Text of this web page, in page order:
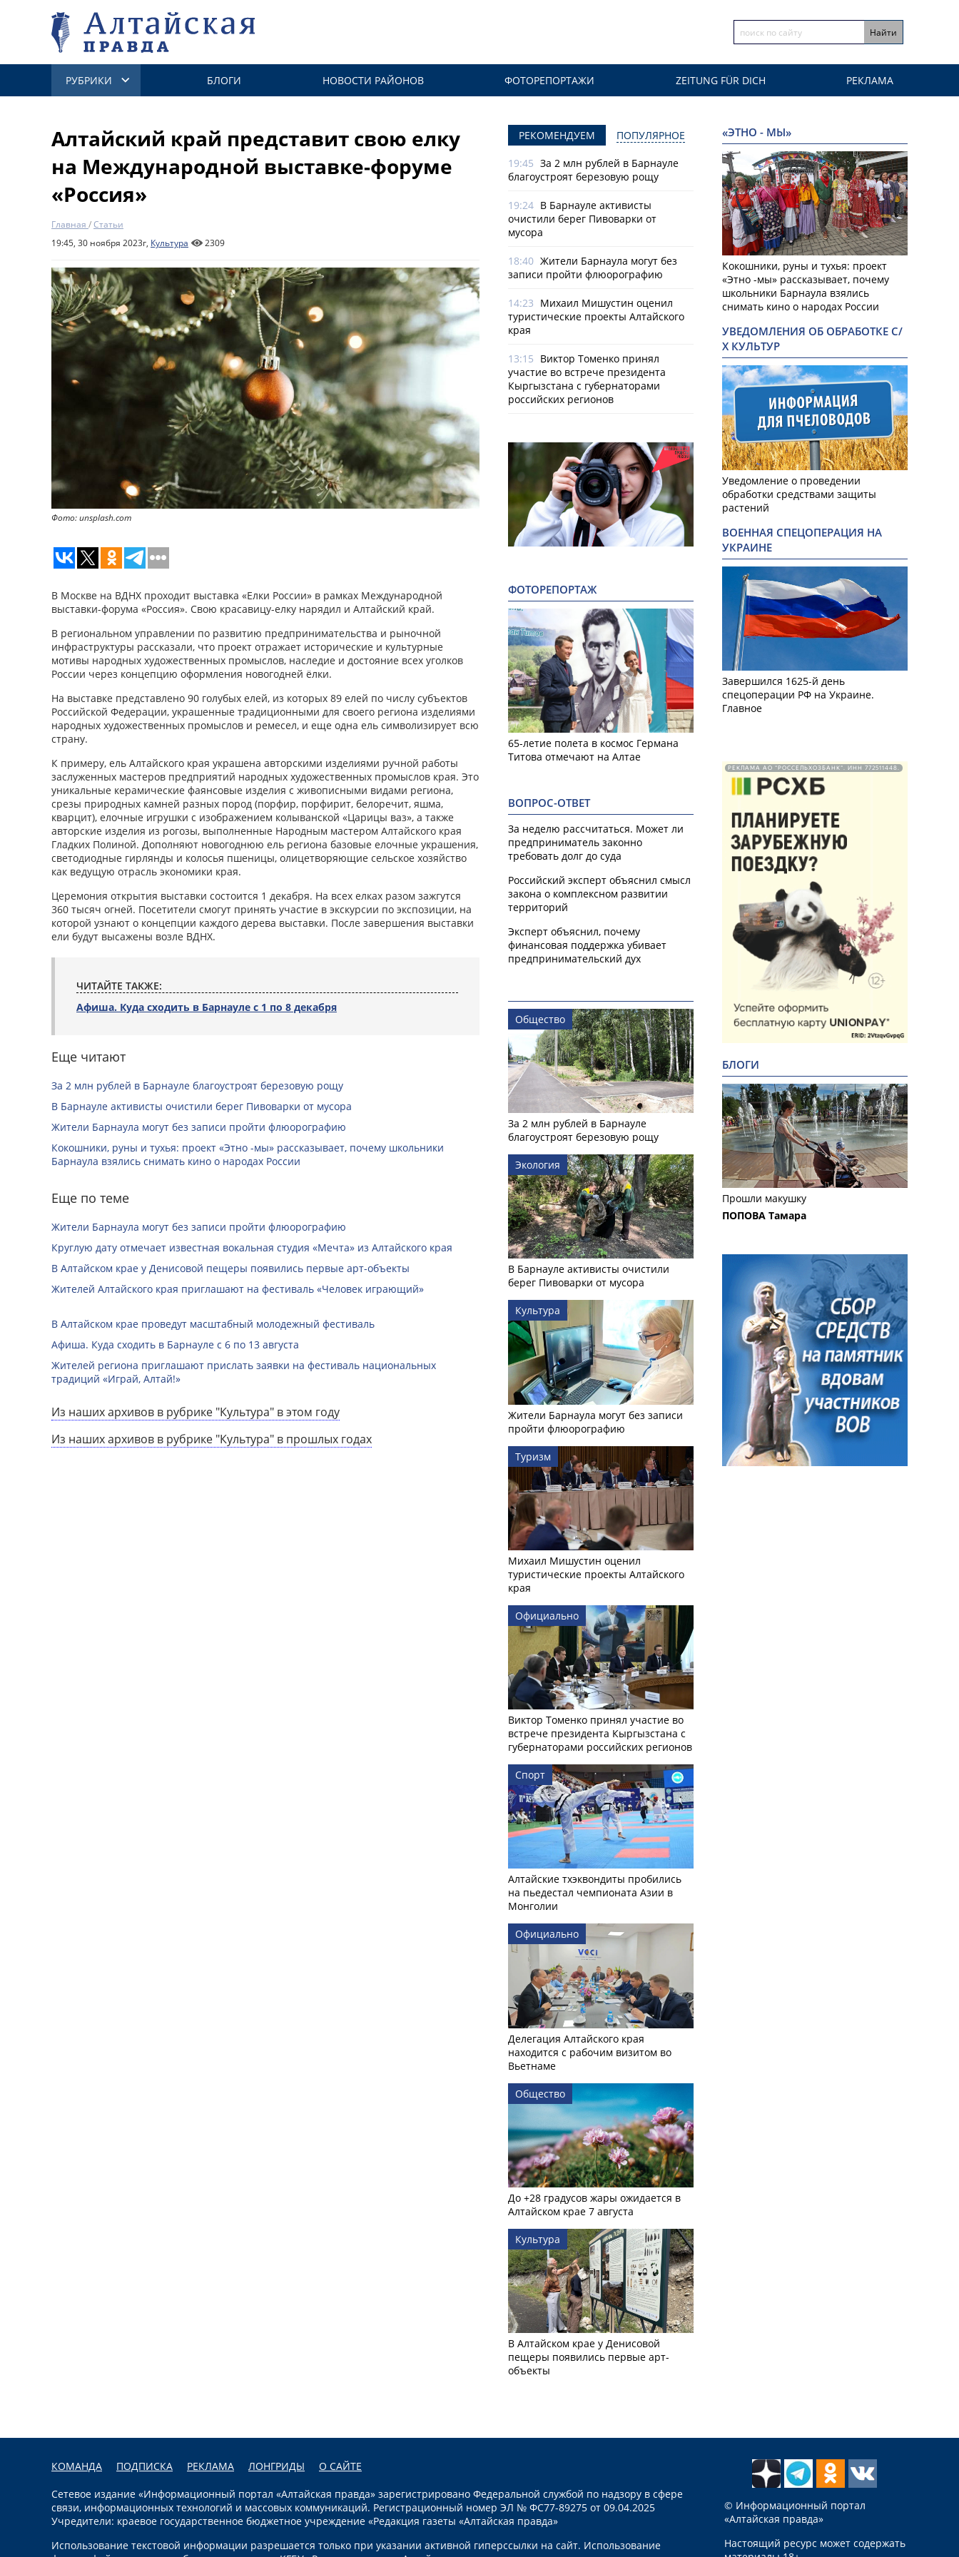
РУБРИКИ БЛОГИ НОВОСТИ РАЙОНОВ ФОТОРЕПОРТАЖИ ZEITUNG FÜR DICH РЕКЛАМА
Алтайский край представит свою елку
на Международной выставке-форуме
«Россия»
Главная /Статьи
19:45, 30 ноября 2023г, Культура 2309
Фото: unsplash.com
В Москве на ВДНХ проходит выставка «Елки России» в рамках Международной
выставки-форума «Россия». Свою красавицу-елку нарядил и Алтайский край.
В региональном управлении по развитию предпринимательства и рыночной
инфраструктуры рассказали, что проект отражает исторические и культурные
мотивы народных художественных промыслов, наследие и достояние всех уголков
России через концепцию оформления новогодней ёлки.
На выставке представлено 90 голубых елей, из которых 89 елей по числу субъектов
Российской Федерации, украшенные традиционными для своего региона изделиями
народных художественных промыслов и ремесел, и еще одна ель символизирует всю
страну.
К примеру, ель Алтайского края украшена авторскими изделиями ручной работы
заслуженных мастеров предприятий народных художественных промыслов края. Это
уникальные керамические фаянсовые изделия с живописными видами региона,
срезы природных камней разных пород (порфир, порфирит, белоречит, яшма,
кварцит), елочные игрушки с изображением колыванской «Царицы ваз», а также
авторские изделия из рогозы, выполненные Народным мастером Алтайского края
Гладких Полиной. Дополняют новогоднюю ель региона базовые елочные украшения,
светодиодные гирлянды и колосья пшеницы, олицетворяющие сельское хозяйство
как ведущую отрасль экономики края.
Церемония открытия выставки состоится 1 декабря. На всех елках разом зажгутся
360 тысяч огней. Посетители смогут принять участие в экскурсии по экспозиции, на
которой узнают о концепции каждого дерева выставки. После завершения выставки
ели будут высажены возле ВДНХ.
ЧИТАЙТЕ ТАКЖЕ:
Афиша. Куда сходить в Барнауле с 1 по 8 декабря
Еще читают
За 2 млн рублей в Барнауле благоустроят березовую рощу
В Барнауле активисты очистили берег Пивоварки от мусора
Жители Барнаула могут без записи пройти флюорографию
Кокошники, руны и тухья: проект «Этно -мы» рассказывает, почему школьники
Барнаула взялись снимать кино о народах России
Еще по теме
Жители Барнаула могут без записи пройти флюорографию
Круглую дату отмечает известная вокальная студия «Мечта» из Алтайского края
В Алтайском крае у Денисовой пещеры появились первые арт-объекты
Жителей Алтайского края приглашают на фестиваль «Человек играющий»
В Алтайском крае проведут масштабный молодежный фестиваль
Афиша. Куда сходить в Барнауле с 6 по 13 августа
Жителей региона приглашают прислать заявки на фестиваль национальных
традиций «Играй, Алтай!»
Из наших архивов в рубрике "Культура" в этом году
Из наших архивов в рубрике "Культура" в прошлых годах
РЕКОМЕНДУЕМ ПОПУЛЯРНОЕ
19:45 За 2 млн рублей в Барнауле
благоустроят березовую рощу
19:24 В Барнауле активисты
очистили берег Пивоварки от
мусора
18:40 Жители Барнаула могут без
записи пройти флюорографию
14:23 Михаил Мишустин оценил
туристические проекты Алтайского
края
13:15 Виктор Томенко принял
участие во встрече президента
Кыргызстана с губернаторами
российских регионов
ФОТОРЕПОРТАЖ
65-летие полета в космос Германа
Титова отмечают на Алтае
ВОПРОС-ОТВЕТ
За неделю рассчитаться. Может ли
предприниматель законно
требовать долг до суда
Российский эксперт объяснил смысл
закона о комплексном развитии
территорий
Эксперт объяснил, почему
финансовая поддержка убивает
предпринимательский дух
Общество
За 2 млн рублей в Барнауле
благоустроят березовую рощу
Экология
В Барнауле активисты очистили
берег Пивоварки от мусора
Культура
Жители Барнаула могут без записи
пройти флюорографию
Туризм
Михаил Мишустин оценил
туристические проекты Алтайского
края
Официально
Виктор Томенко принял участие во
встрече президента Кыргызстана с
губернаторами российских регионов
Спорт
Алтайские тхэквондиты пробились
на пьедестал чемпионата Азии в
Монголии
Официально
Делегация Алтайского края
находится с рабочим визитом во
Вьетнаме
Общество
До +28 градусов жары ожидается в
Алтайском крае 7 августа
Культура
В Алтайском крае у Денисовой
пещеры появились первые арт-
объекты
«ЭТНО - МЫ»
Кокошники, руны и тухья: проект
«Этно -мы» рассказывает, почему
школьники Барнаула взялись
снимать кино о народах России
УВЕДОМЛЕНИЯ ОБ ОБРАБОТКЕ С/
Х КУЛЬТУР
Уведомление о проведении
обработки средствами защиты
растений
ВОЕННАЯ СПЕЦОПЕРАЦИЯ НА
УКРАИНЕ
Завершился 1625-й день
спецоперации РФ на Украине.
Главное
РЕКЛАМА АО "РОССЕЛЬХОЗБАНК". ИНН 772511448.
БЛОГИ
Прошли макушку
ПОПОВА Тамара
КОМАНДА ПОДПИСКА РЕКЛАМА ЛОНГРИДЫ О САЙТЕ
Сетевое издание «Информационный портал «Алтайская правда» зарегистрировано Федеральной службой по надзору в сфере
связи, информационных технологий и массовых коммуникаций. Регистрационный номер ЭЛ № ФС77-89275 от 09.04.2025
Учредители: краевое государственное бюджетное учреждение «Редакция газеты «Алтайская правда»
Использование текстовой информации разрешается только при указании активной гиперссылки на сайт. Использование
© Информационный портал
«Алтайская правда»
Настоящий ресурс может содержать